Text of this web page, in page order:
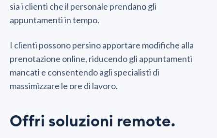
sia i clienti che il personale prendano gli
appuntamenti in tempo.
I clienti possono persino apportare modifiche alla
prenotazione online, riducendo gli appuntamenti
mancati e consentendo agli specialisti di
massimizzare le ore di lavoro.
Offri soluzioni remote.